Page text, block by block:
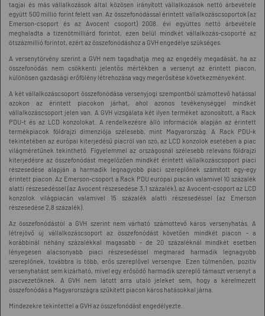
tagjai és más vállalkozások által közösen irányított vállalkozások nettó árbevétele
együtt 500 millió forint felett van. Az összefonódással érintett vállalkozáscsoportok (az
Emerson-csoport és az Avocent csoport) 2008. évi együttes nettó árbevétele
meghaladta a tizenötmilliárd forintot, ezen belül mindkét vállalkozás-csoporté az
ötszázmillió forintot, ezért az összefonódáshoz a GVH engedélye szükséges.
A versenytörvény szerint a GVH nem tagadhatja meg az engedély megadását, ha az
összefonódás nem csökkenti jelentős mértékben a versenyt az érintett piacon,
különösen gazdasági erőfölény létrehozása vagy megerősítése következményeként.
A két vállalkozáscsoport összefonódása versenyjogi szempontból számottevő hatással
azokon az érintett piacokon járhat, ahol azonos tevékenységgel mindkét
vállalkozáscsoport jelen van. A GVH vizsgálata két ilyen terméket azonosított, a Rack
PDU-t és az LCD konzolokat. A rendelkezésre álló információk alapján az érintett
termékpiacok földrajzi dimenziója szélesebb, mint Magyarország. A Rack PDU-k
tekintetében az európai kiterjedésű piacról van szó, az LCD konzolok esetében a piac
világméretűnek tekinthető. Figyelemmel az országosnál szélesebb releváns földrajzi
kiterjedésre az összefonódást megelőzően mindkét érintett vállalkozáscsoport piaci
részesedése alapján a harmadik legnagyobb piaci szereplőnek számított egy-egy
érintett piacon. Az Emerson-csoport a Rack PDU európai piacán valamivel 10 százalék
alatti részesedéssel (az Avocent részesedése 3,1 százalék), az Avocent-csoport az LCD
konzolok világpiacán valamivel 15 százalék alatti részesedéssel (az Emerson
részesedése 2,8 százalék).
Az összefonódástól a GVH szerint nem várható számottevő káros versenyhatás. A
létrejövő új vállalkozáscsoport az összefonódást követően mindkét piacon - a
korábbinál néhány százalékkal magasabb - de 20 százaléknál mindkét esetben
lényegesen alacsonyabb piaci részesedéssel megmarad harmadik legnagyobb
szereplőnek, továbbra is több, erős szereplővel versengve. Ezen túlmenően, pozitív
versenyhatást sem kizárható, mivel egy erősödő harmadik szereplő támaszt versenyt a
piacvezetőknek. A GVH nem látott arra utaló jeleket sem, hogy a kérelmezett
összefonódás a Magyarországra szűkített piacon káros hatásokkal járna.
Mindezekre tekintettel a GVH az összefonódást engedélyezte..